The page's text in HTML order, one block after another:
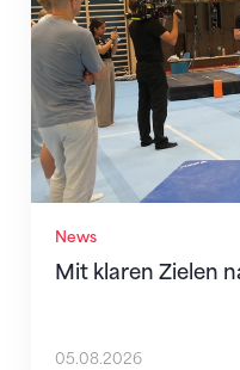
News
Mit klaren Zielen
05.08.2026